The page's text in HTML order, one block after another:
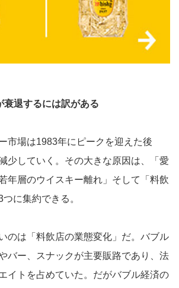
衰退するには訳がある
市場は1983年にピークを迎えた後
少していく。その大きな原因は、「愛
年層のウイスキー離れ」そして「料飲
に集約できる。
のは「料飲店の業態変化」だ。バブル
バー、スナックが主要販路であり、法
イトを占めていた。だがバブル経済の